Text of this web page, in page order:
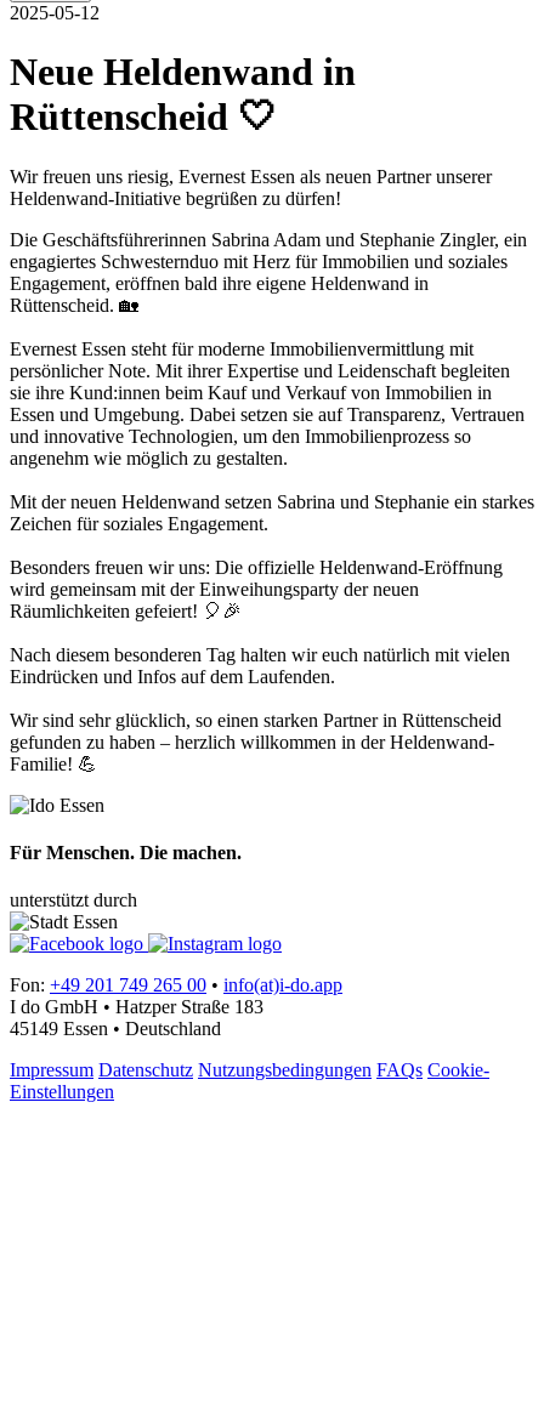
2025-05-12
Neue Heldenwand in
Rüttenscheid 🤍
Wir freuen uns riesig, Evernest Essen als neuen Partner unserer
Heldenwand-Initiative begrüßen zu dürfen!
Die Geschäftsführerinnen Sabrina Adam und Stephanie Zingler, ein
engagiertes Schwesternduo mit Herz für Immobilien und soziales
Engagement, eröffnen bald ihre eigene Heldenwand in
Rüttenscheid. 🏡
Evernest Essen steht für moderne Immobilienvermittlung mit
persönlicher Note. Mit ihrer Expertise und Leidenschaft begleiten
sie ihre Kund:innen beim Kauf und Verkauf von Immobilien in
Essen und Umgebung. Dabei setzen sie auf Transparenz, Vertrauen
und innovative Technologien, um den Immobilienprozess so
angenehm wie möglich zu gestalten.
Mit der neuen Heldenwand setzen Sabrina und Stephanie ein starkes
Zeichen für soziales Engagement.
Besonders freuen wir uns: Die offizielle Heldenwand-Eröffnung
wird gemeinsam mit der Einweihungsparty der neuen
Räumlichkeiten gefeiert! 🎈🎉
Nach diesem besonderen Tag halten wir euch natürlich mit vielen
Eindrücken und Infos auf dem Laufenden.
Wir sind sehr glücklich, so einen starken Partner in Rüttenscheid
gefunden zu haben – herzlich willkommen in der Heldenwand-
Familie! 💪
Für Menschen. Die machen.
unterstützt durch
Fon: +49 201 749 265 00 • info(at)i-do.app
I do GmbH • Hatzper Straße 183
45149 Essen • Deutschland
Impressum Datenschutz Nutzungsbedingungen FAQs Cookie-
Einstellungen